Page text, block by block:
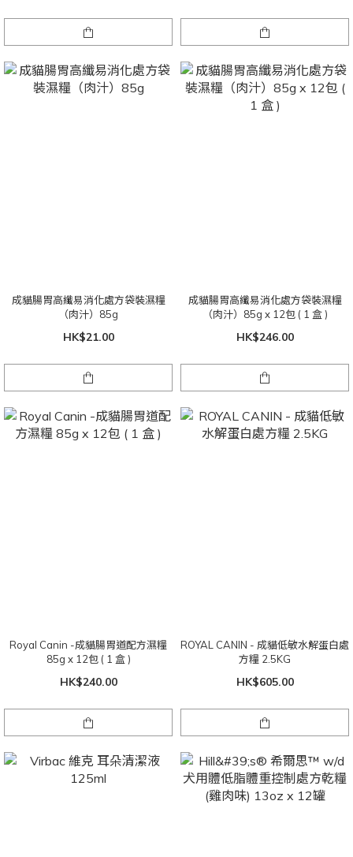
成貓腸胃高纖易消化處方袋裝濕糧
（肉汁）85g
HK$21.00
成貓腸胃高纖易消化處方袋裝濕糧
（肉汁）85g x 12包 ( 1 盒 )
HK$246.00
Royal Canin -成貓腸胃道配方濕糧
85g x 12包 ( 1 盒 )
HK$240.00
ROYAL CANIN - 成貓低敏水解蛋白處
方糧 2.5KG
HK$605.00